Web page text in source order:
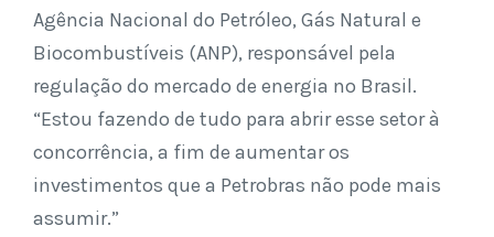
Agência Nacional do Petróleo, Gás Natural e
Biocombustíveis (ANP), responsável pela
regulação do mercado de energia no Brasil.
“Estou fazendo de tudo para abrir esse setor à
concorrência, a fim de aumentar os
investimentos que a Petrobras não pode mais
assumir.”